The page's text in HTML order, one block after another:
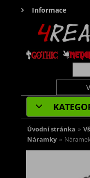
Informace
Úvodní stránka »
Náramky »